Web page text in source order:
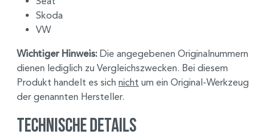
Skoda
VW
Wichtiger Hinweis: Die angegebenen Originalnummern
dienen lediglich zu Vergleichszwecken. Bei diesem
Produkt handelt es sich nicht um ein Original-Werkzeug
der genannten Hersteller.
Technische Details